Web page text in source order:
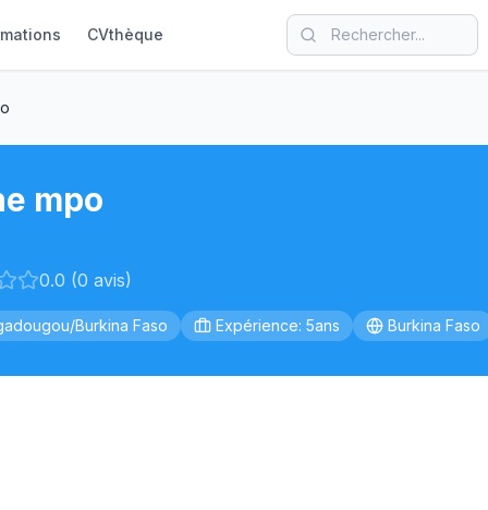
CVthèque
mpo
0.0 (0 avis)
Burkina Faso Expérience: 5ans Burkina Faso